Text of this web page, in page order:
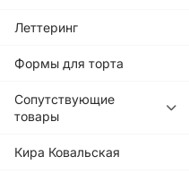
Леттеринг
Формы для торта
Сопутствующие
товары
Кира Ковальская